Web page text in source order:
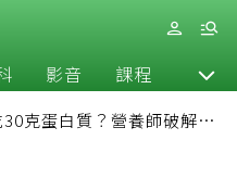
影音 課程 退休
克蛋白質？營養師破解